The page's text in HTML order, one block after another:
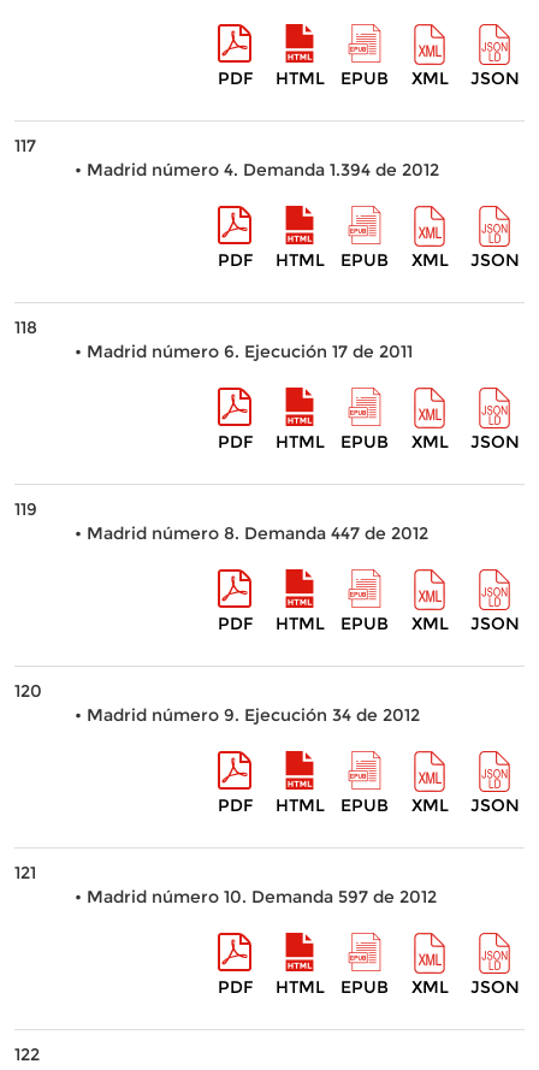
PDF HTML EPUB XML JSON
117
• Madrid número 4. Demanda 1.394 de 2012
PDF HTML EPUB XML JSON
118
• Madrid número 6. Ejecución 17 de 2011
PDF HTML EPUB XML JSON
119
• Madrid número 8. Demanda 447 de 2012
PDF HTML EPUB XML JSON
120
• Madrid número 9. Ejecución 34 de 2012
PDF HTML EPUB XML JSON
121
• Madrid número 10. Demanda 597 de 2012
PDF HTML EPUB XML JSON
122